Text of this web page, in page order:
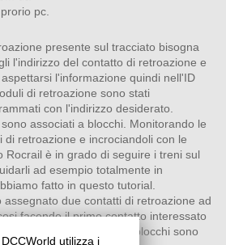
pc.
presente sul tracciato bisogna
l'indirizzo del contatto di retroazione e
l'informazione quindi nell'ID
di retroazione sono stati
con l'indirizzo desiderato.
associati a blocchi. Monitorando le
di retroazione e incrociandoli con le
Rocrail è in grado di seguire i treni sul
ad esempio totalmente in
fatto in questo tutorial.
assegnato due contatti di retroazione ad
facendo il primo contatto interessato
secondo lo ferma. Tutti i blocchi sono
utilizza i